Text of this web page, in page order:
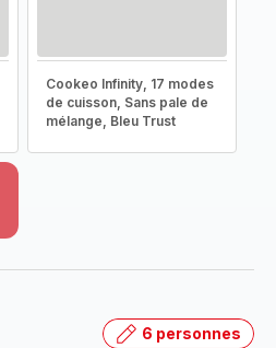
Cookeo Infinity, 17 modes
de cuisson, Sans pale de
mélange, Bleu Trust
6 personnes